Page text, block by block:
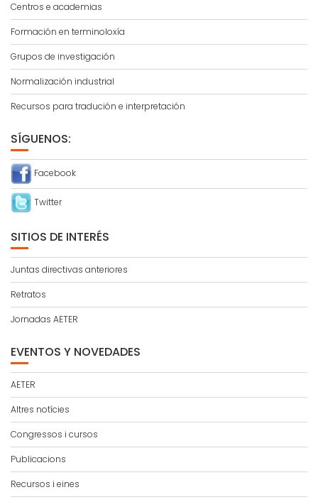
Centros e academias
Formación en terminoloxía
Grupos de investigación
Normalización industrial
Recursos para tradución e interpretación
SÍGUENOS:
Facebook
Twitter
SITIOS DE INTERÉS
Juntas directivas anteriores
Retratos
Jornadas AETER
EVENTOS Y NOVEDADES
AETER
Altres notícies
Congressos i cursos
Publicacions
Recursos i eines